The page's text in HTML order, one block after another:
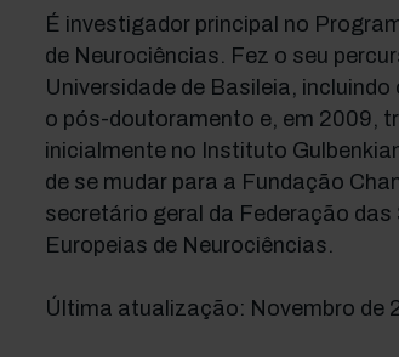
É investigador principal no
de Neurociências. Fez o seu
Universidade de Basileia,
o pós-doutoramento e, em 2009,
inicialmente no Instituto
de se mudar para a Fundação
secretário geral da Federação das
Europeias de Neurociências.
Última atualização: Novembro de